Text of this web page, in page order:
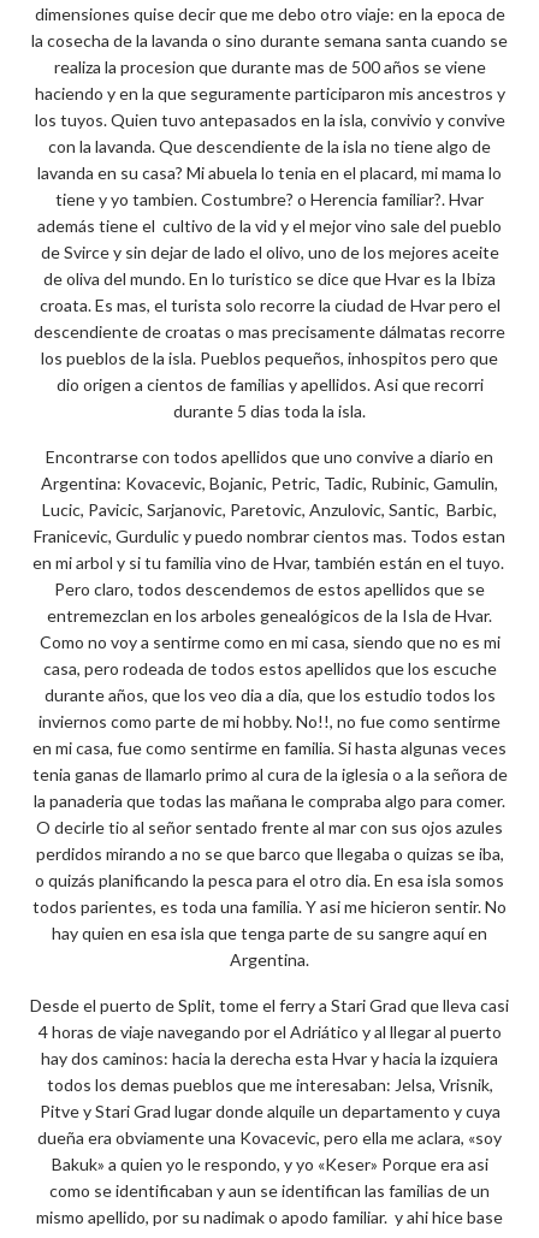
dimensiones quise decir que me debo otro viaje: en la epoca de
la cosecha de la lavanda o sino durante semana santa cuando se
realiza la procesion que durante mas de 500 años se viene
haciendo y en la que seguramente participaron mis ancestros y
los tuyos. Quien tuvo antepasados en la isla, convivio y convive
con la lavanda. Que descendiente de la isla no tiene algo de
lavanda en su casa? Mi abuela lo tenia en el placard, mi mama lo
tiene y yo tambien. Costumbre? o Herencia familiar?. Hvar
además tiene el cultivo de la vid y el mejor vino sale del pueblo
de Svirce y sin dejar de lado el olivo, uno de los mejores aceite
de oliva del mundo. En lo turistico se dice que Hvar es la Ibiza
croata. Es mas, el turista solo recorre la ciudad de Hvar pero el
descendiente de croatas o mas precisamente dálmatas recorre
los pueblos de la isla. Pueblos pequeños, inhospitos pero que
dio origen a cientos de familias y apellidos. Asi que recorri
durante 5 dias toda la isla.
Encontrarse con todos apellidos que uno convive a diario en
Argentina: Kovacevic, Bojanic, Petric, Tadic, Rubinic, Gamulin,
Lucic, Pavicic, Sarjanovic, Paretovic, Anzulovic, Santic, Barbic,
Franicevic, Gurdulic y puedo nombrar cientos mas. Todos estan
en mi arbol y si tu familia vino de Hvar, también están en el tuyo.
Pero claro, todos descendemos de estos apellidos que se
entremezclan en los arboles genealógicos de la Isla de Hvar.
Como no voy a sentirme como en mi casa, siendo que no es mi
casa, pero rodeada de todos estos apellidos que los escuche
durante años, que los veo dia a dia, que los estudio todos los
inviernos como parte de mi hobby. No!!, no fue como sentirme
en mi casa, fue como sentirme en familia. Si hasta algunas veces
tenia ganas de llamarlo primo al cura de la iglesia o a la señora de
la panaderia que todas las mañana le compraba algo para comer.
O decirle tio al señor sentado frente al mar con sus ojos azules
perdidos mirando a no se que barco que llegaba o quizas se iba,
o quizás planificando la pesca para el otro dia. En esa isla somos
todos parientes, es toda una familia. Y asi me hicieron sentir. No
hay quien en esa isla que tenga parte de su sangre aquí en
Argentina.
Desde el puerto de Split, tome el ferry a Stari Grad que lleva casi
4 horas de viaje navegando por el Adriático y al llegar al puerto
hay dos caminos: hacia la derecha esta Hvar y hacia la izquiera
todos los demas pueblos que me interesaban: Jelsa, Vrisnik,
Pitve y Stari Grad lugar donde alquile un departamento y cuya
dueña era obviamente una Kovacevic, pero ella me aclara, «soy
Bakuk» a quien yo le respondo, y yo «Keser» Porque era asi
como se identificaban y aun se identifican las familias de un
mismo apellido, por su nadimak o apodo familiar. y ahi hice base